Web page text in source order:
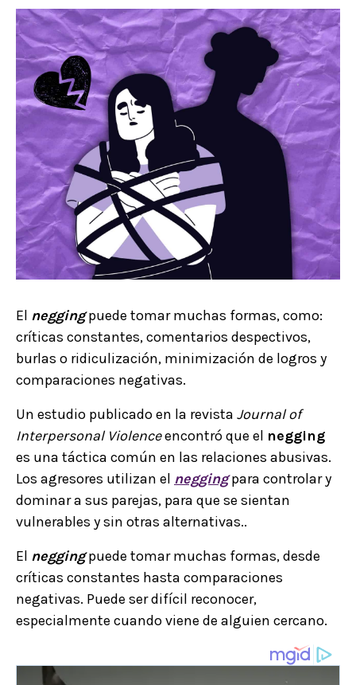
El neggingpuede tomar muchas formas, como:
críticas constantes, comentarios despectivos,
burlas o ridiculización, minimización de logros y
comparaciones negativas.
Un estudio publicado en la revista Journal of
Interpersonal Violenceencontró que el negging
es una táctica común en las relaciones abusivas.
Los agresores utilizan el neggingpara controlar y
dominar a sus parejas, para que se sientan
vulnerables y sin otras alternativas..
El neggingpuede tomar muchas formas, desde
críticas constantes hasta comparaciones
negativas. Puede ser difícil reconocer,
especialmente cuando viene de alguien cercano.